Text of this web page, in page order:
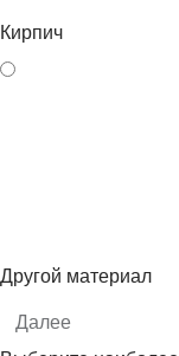
Кирпич
Другой материал
Далее